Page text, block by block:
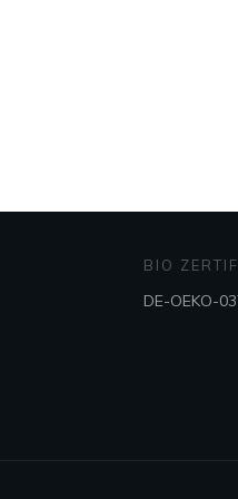
BIO
DE-OEKO-